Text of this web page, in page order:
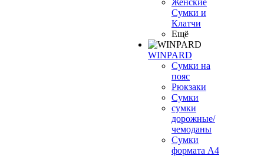
Женские
Сумки и
Клатчи
Ещё
WINPARD
Сумки на
пояс
Рюкзаки
Сумки
сумки
дорожные/
чемоданы
Сумки
формата А4